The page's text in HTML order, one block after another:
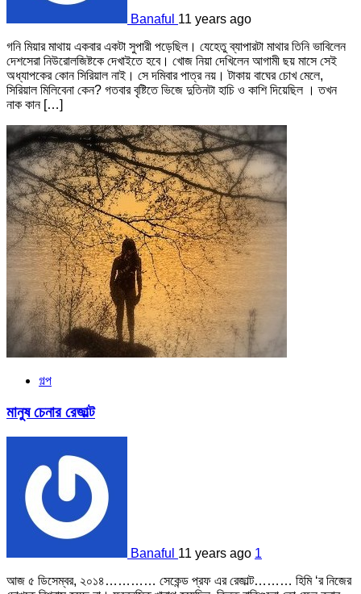
Banaful 11 years ago
গনি মিয়ার মাথায় একবার একটা সুপারী পড়েছিল। যেহেতু ব্যাপারটা মাথার তিনি ভাবিলেন
দেশসেরা নিউরোলজিষ্টকে দেখাইতে হবে। খোজ নিয়া দেখিলেন আগামী ছয় মাসে সেই
অধ্যাপকের কোন সিরিয়াল নাই। সে দমিবার পাত্র নয়। টাকায় বাঘের চোখ মেলে,
সিরিয়াল মিলিবেনা কেন? গতবার বৃষ্টিতে ভিজে দুতিনটা হাচি ও কাশি দিয়েছিল । তখন
নাক কান […]
গল্প
মানুষ চেনার রেজাল্ট
Banaful 11 years ago 1
আজ ৫ ডিসেম্বর, ২০১৪………… সেকেন্ড প্রফ এর রেজাল্ট……… হিমি ‘র নিজের